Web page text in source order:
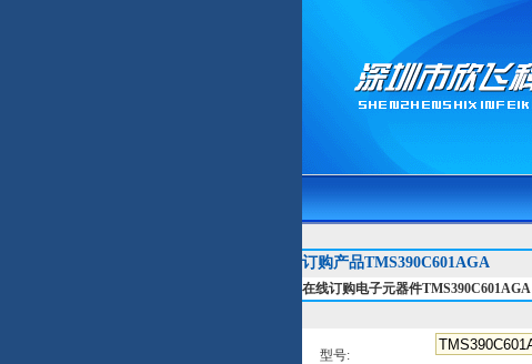
订购产品TMS390C601AGA
在线订购电子元器件TMS390C601AGA
型号: